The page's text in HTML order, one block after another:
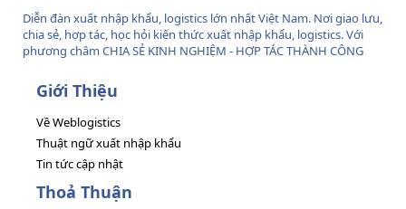
Diễn đàn xuất nhập khẩu, logistics lớn nhất Việt Nam. Nơi giao lưu,
chia sẻ, hợp tác, học hỏi kiến thức xuất nhập khẩu, logistics. Với
phương châm CHIA SẺ KINH NGHIỆM - HỢP TÁC THÀNH CÔNG
Giới Thiệu
Về Weblogistics
Thuật ngữ xuất nhập khẩu
Tin tức cập nhật
Thoả Thuận